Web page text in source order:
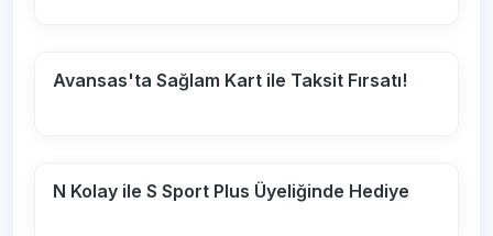
Avansas'ta Sağlam Kart ile Taksit Fırsatı!
N Kolay ile S Sport Plus Üyeliğinde Hediye